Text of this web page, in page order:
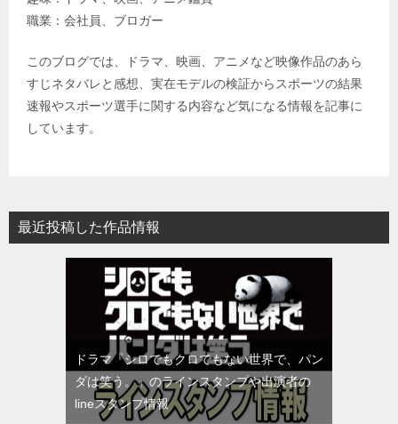
職業：会社員、ブロガー
このブログでは、ドラマ、映画、アニメなど映像作品のあら
すじネタバレと感想、実在モデルの検証からスポーツの結果
速報やスポーツ選手に関する内容など気になる情報を記事に
しています。
最近投稿した作品情報
ドラマ『シロでもクロでもない世界で、パン
ダは笑う。』のラインスタンプや出演者の
lineスタンプ情報